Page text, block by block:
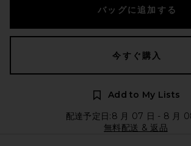
バッグに追加する
今すぐ購入
Add to My Lists
配達予定日:8 月 07 日 - 8 月
無料配送 & 返品